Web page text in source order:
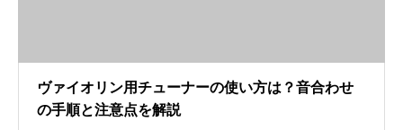
ヴァイオリン用チューナーの使い方は？音合わせ
の手順と注意点を解説